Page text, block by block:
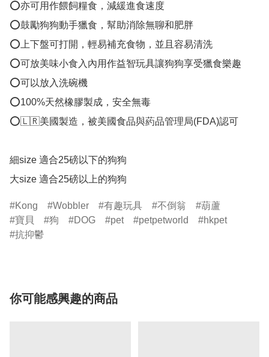
⭕️亦可用作餵飼糧食，減緩進食速度
⭕️鼓勵狗狗動手獵食，幫助消除無聊和肥胖
⭕️上下盤可打開，輕易補充食物，並且容易清洗
⭕️可放美味小食入內用作益智玩具讓狗狗享受獵食樂趣
⭕️可以放入洗碗機
⭕️100%天然橡膠製成，安全無毒
⭕️🇱🇷美國製造，被美國食品與葯品管理局(FDA)認可
細size 適合25磅以下的狗狗
Kong Wobbler 有趣玩具 不倒翁
葫蘆
寶貝
狗 DOG pet petpetworld
hkpet
抗抑鬱
你可能感興趣的商品